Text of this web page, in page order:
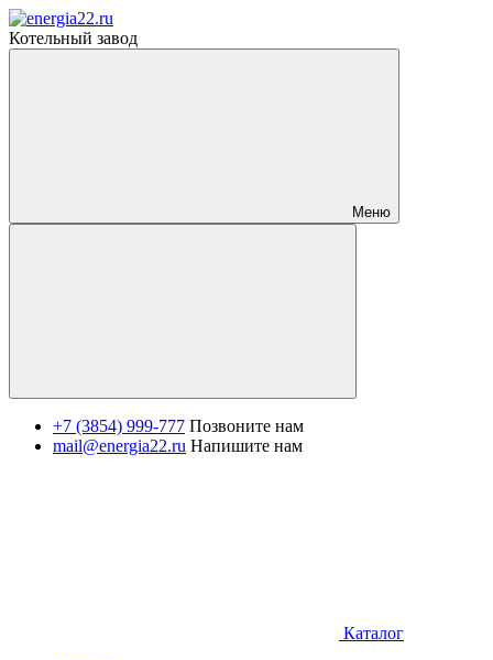
Котельный завод
Меню
+7 (3854) 999-777 Позвоните нам
mail@energia22.ru Напишите нам
Каталог